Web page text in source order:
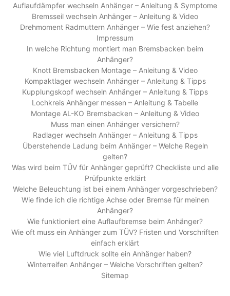
Auflaufdämpfer wechseln Anhänger – Anleitung & Symptome
Bremsseil wechseln Anhänger – Anleitung & Video
Drehmoment Radmuttern Anhänger – Wie fest anziehen?
Impressum
In welche Richtung montiert man Bremsbacken beim
Anhänger?
Knott Bremsbacken Montage – Anleitung & Video
Kompaktlager wechseln Anhänger – Anleitung & Tipps
Kupplungskopf wechseln Anhänger – Anleitung & Tipps
Lochkreis Anhänger messen – Anleitung & Tabelle
Montage AL-KO Bremsbacken – Anleitung & Video
Muss man einen Anhänger versichern?
Radlager wechseln Anhänger – Anleitung & Tipps
Überstehende Ladung beim Anhänger – Welche Regeln
gelten?
Was wird beim TÜV für Anhänger geprüft? Checkliste und alle
Prüfpunkte erklärt
Welche Beleuchtung ist bei einem Anhänger vorgeschrieben?
Wie finde ich die richtige Achse oder Bremse für meinen
Anhänger?
Wie funktioniert eine Auflaufbremse beim Anhänger?
Wie oft muss ein Anhänger zum TÜV? Fristen und Vorschriften
einfach erklärt
Wie viel Luftdruck sollte ein Anhänger haben?
Winterreifen Anhänger – Welche Vorschriften gelten?
Sitemap